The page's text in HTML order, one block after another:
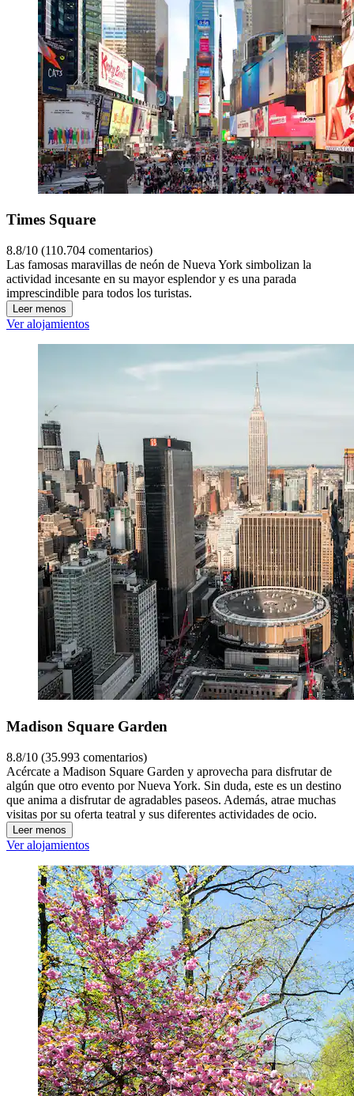
Times Square
8.8/10 (110.704 comentarios)
Las famosas maravillas de neón de Nueva York simbolizan la
actividad incesante en su mayor esplendor y es una parada
imprescindible para todos los turistas.
Leer menos
Ver alojamientos
Madison Square Garden
8.8/10 (35.993 comentarios)
Acércate a Madison Square Garden y aprovecha para disfrutar de
algún que otro evento por Nueva York. Sin duda, este es un destino
que anima a disfrutar de agradables paseos. Además, atrae muchas
visitas por su oferta teatral y sus diferentes actividades de ocio.
Leer menos
Ver alojamientos